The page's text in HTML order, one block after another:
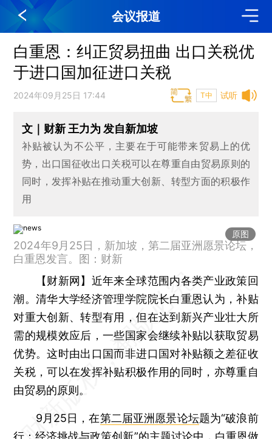
会议报道
白重恩：纠正贸易扭曲 出口关税优
于进口国加征进口关税
试听
2024年09月25日 17:44 T中
文｜财新 王力为 发自新加坡
补贴被认为不公平，主要在于可能带来贸易上的优
势，出口国征收出口关税可以在尊重自由贸易原则的
同时，发挥补贴在推动重大创新、转型方面的积极作
用
原图
2024年9月25日，新加坡，第二届亚洲愿景论坛，
白重恩发言。图：财新
【财新网】 近年来全球范围内各类产业政策回
潮。清华大学经济管理学院院长白重恩认为，补贴
对重大创新、转型有用，但在达到新兴产业壮大所
需的规模效应后，一些国家会继续补贴以获取贸易
优势。这时由出口国而非进口国对补贴额之差征收
关税，可以在发挥补贴积极作用的同时，亦尊重自
由贸易的原则。
9月25日，在第二届亚洲愿景论坛题为“破浪前
行：经济挑战与政策创新”的主题讨论中，白重恩做